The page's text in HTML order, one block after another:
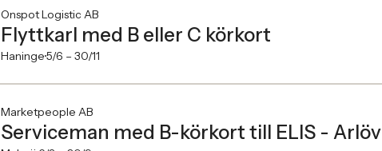
Onspot Logistic AB
Flyttkarl med B eller C körkort
Haninge5/6 – 30/11
Marketpeople AB
Serviceman med B-körkort till ELIS - Arlöv